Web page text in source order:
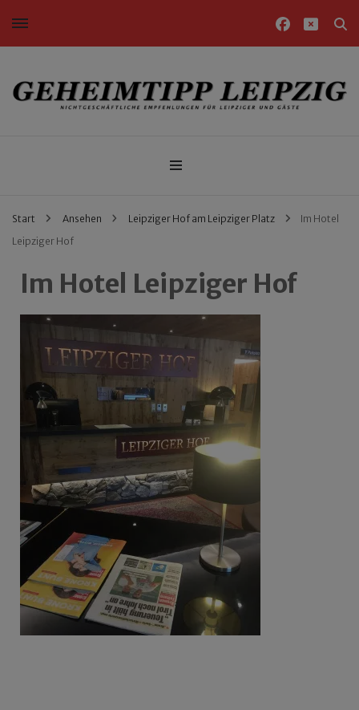
Nichtgeschäftliche Empfehlungen für Leipziger und Gäste
Start Ansehen Leipziger Hof am Leipziger Platz
Im Hotel
Leipziger Hof
Im Hotel Leipziger Hof